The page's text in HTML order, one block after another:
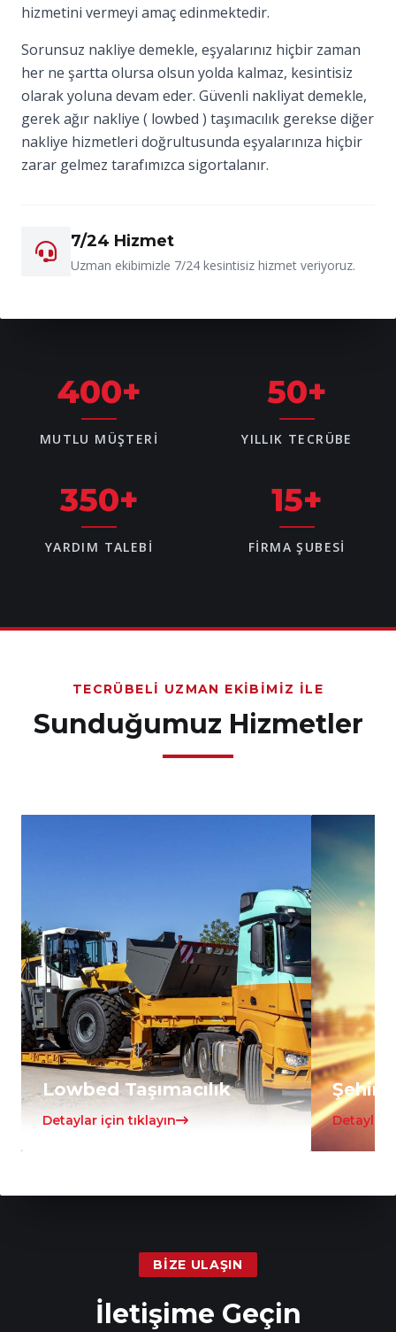
hizmetini vermeyi amaç edinmektedir.
Sorunsuz nakliye demekle, eşyalarınız hiçbir zaman
her ne şartta olursa olsun yolda kalmaz, kesintisiz
olarak yoluna devam eder. Güvenli nakliyat demekle,
gerek ağır nakliye ( lowbed ) taşımacılık gerekse diğer
nakliye hizmetleri doğrultusunda eşyalarınıza hiçbir
zarar gelmez tarafımızca sigortalanır.
7/24 Hizmet
Uzman ekibimizle 7/24 kesintisiz hizmet veriyoruz.
400+
MUTLU MÜŞTERI
50+
YILLIK TECRÜBE
350+
YARDIM TALEBI
15+
FIRMA ŞUBESI
TECRÜBELI UZMAN EKIBIMIZ İLE
Sunduğumuz Hizmetler
Lowbed Taşımacılık
Detaylar için tıklayın Detaylar
BIZE ULAŞIN
İletişime Geçin